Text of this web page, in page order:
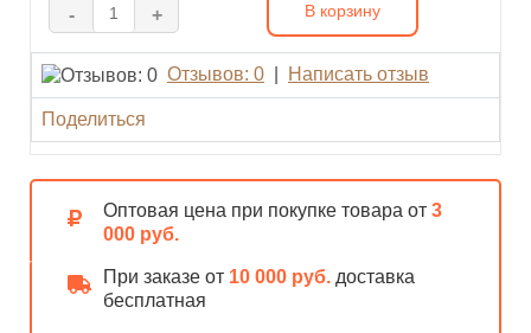
- + В корзину
Отзывов: 0 Написать отзыв
Поделиться
Оптовая цена при покупке товара от 3
000 руб.
При заказе от 10 000 руб. доставка
бесплатная